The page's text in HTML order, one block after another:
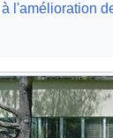
à l'amélioration